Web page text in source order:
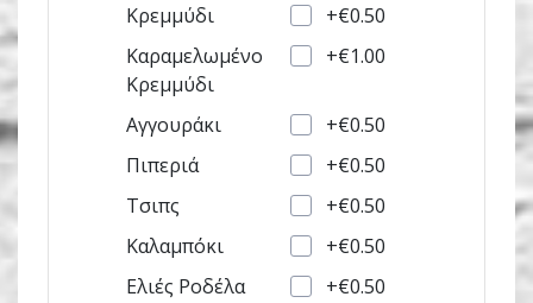
Κρεµµύδι
+€0.50
Καραμελωμένο
Κρεμμύδι
+€1.00
Αγγουράκι
+€0.50
Πιπεριά
+€0.50
Τσιπς
+€0.50
Καλαµπόκι
+€0.50
Ελιές Ροδέλα
+€0.50